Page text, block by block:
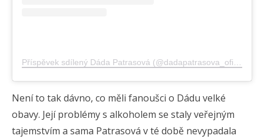
Příspěvek sdílený Dáda Patrasová (@dadapatrasova_oficialni)
Není to tak dávno, co měli fanoušci o Dádu velké
obavy. Její problémy s alkoholem se staly veřejným
tajemstvím a sama Patrasová v té době nevypadala